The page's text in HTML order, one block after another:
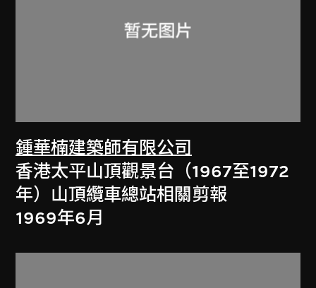
鍾華楠建築師有限公司
香港太平山頂觀景台（1967至1972
年）山頂纜車總站相關剪報
1969年6月